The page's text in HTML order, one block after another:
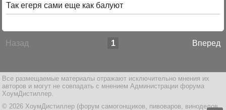
Так егеря сами еще как балуют
Назад Вперед
1
Все размещаемые материалы отражают исключительно мнения их
авторов и могут не совпадать с мнением Администрации форума
ХоумДистиллер.
© 2026 ХоумДистиллер (форум самогонщиков, пивоваров, виноделов,